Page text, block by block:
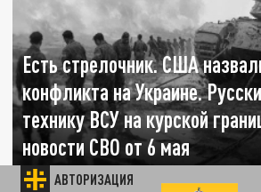
АВТОРИЗАЦИЯ
Есть стрелочник. США
конфликта на Украине.
технику ВСУ на курской
новости СВО от 6 мая